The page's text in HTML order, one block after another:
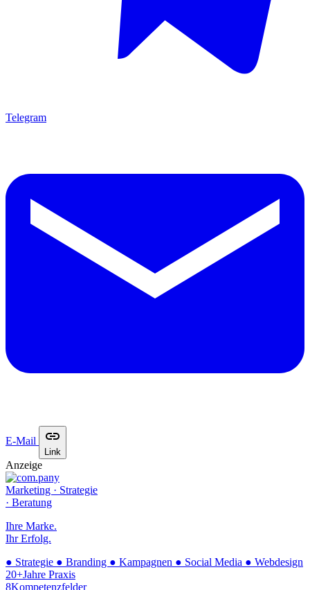
Telegram
E-Mail
Link
Anzeige
Marketing · Strategie
· Beratung
Ihre Marke.
Ihr Erfolg.
● Strategie ● Branding ● Kampagnen ● Social Media ● Webdesign
20+Jahre Praxis
8Kompetenzfelder